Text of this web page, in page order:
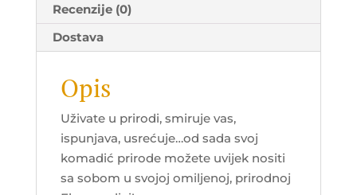
Recenzije (0)
Dostava
Opis
Uživate u prirodi, smiruje vas,
ispunjava, usrećuje…od sada svoj
komadić prirode možete uvijek nositi
sa sobom u svojoj omiljenoj, prirodnoj